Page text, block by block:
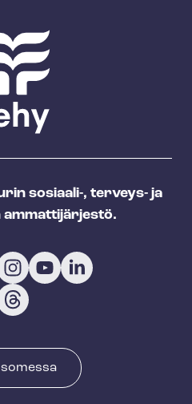
sosiaali-, terveys- ja
ammattijärjestö.
somessa